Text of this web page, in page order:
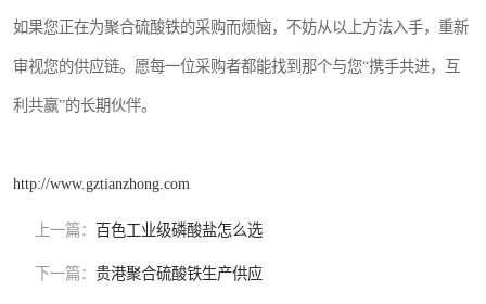
如果您正在为聚合硫酸铁的采购而烦恼，不妨从以上方法入手，重新
审视您的供应链。愿每一位采购者都能找到那个与您“携手共进，互
利共赢”的长期伙伴。
http://www.gztianzhong.com
上一篇： 百色工业级磷酸盐怎么选
下一篇： 贵港聚合硫酸铁生产供应